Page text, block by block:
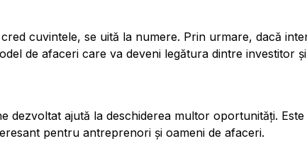
cuvintele, se uită la numere. Prin urmare, dacă
de afaceri care va deveni legătura dintre investitor
dezvoltat ajută la deschiderea multor oportunități.
pentru antreprenori și oameni de afaceri.